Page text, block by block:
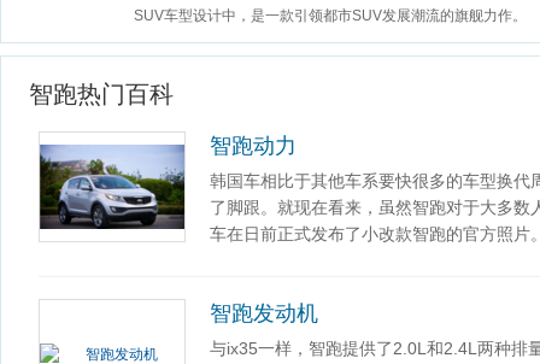
SUV车型设计中，是一款引领都市SUV发展潮流的旗舰力作。
智跑热门百科
智跑动力
韩国车相比于其他车系要快很多的车型换
了脚跟。就现在看来，虽然智跑对于大多
车在日前正式发布了小改款智跑的官方照片
智跑发动机
与ix35一样，智跑提供了2.0L和2.4L两种排